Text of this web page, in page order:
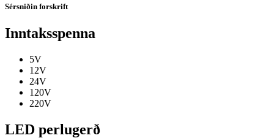
Sérsniðin forskrift
Inntaksspenna
5V
12V
24V
120V
220V
LED perlugerð